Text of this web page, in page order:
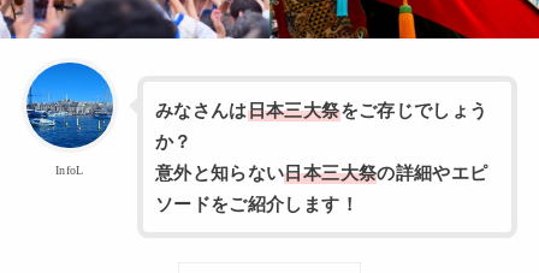
InfoL
みなさんは日本三大祭をご存じでしょう
か？
意外と知らない日本三大祭の詳細やエピ
ソードをご紹介します！